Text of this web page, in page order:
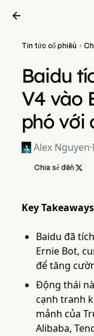

Tin tức cổ phiếu 
Baidu
V4 vào
phó với
Alex Nguyen·
Chia sẻ đến 
Key
Baidu đã
Ernie Bot,
để tăng
Động thái
cạnh tranh
mảnh của
Alibaba,